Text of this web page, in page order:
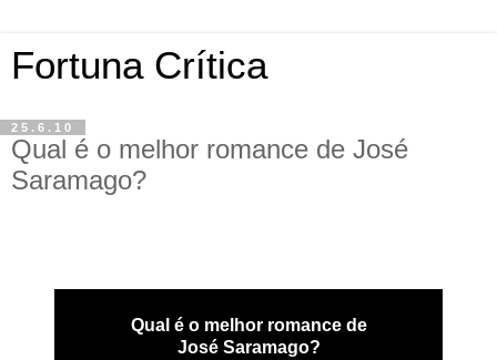
Fortuna Crítica
25.6.10
Qual é o melhor romance de José
Saramago?
Qual é o melhor romance de
José Saramago?